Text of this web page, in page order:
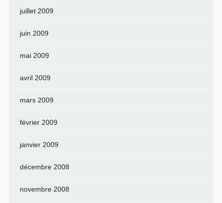
juillet 2009
juin 2009
mai 2009
avril 2009
mars 2009
février 2009
janvier 2009
décembre 2008
novembre 2008